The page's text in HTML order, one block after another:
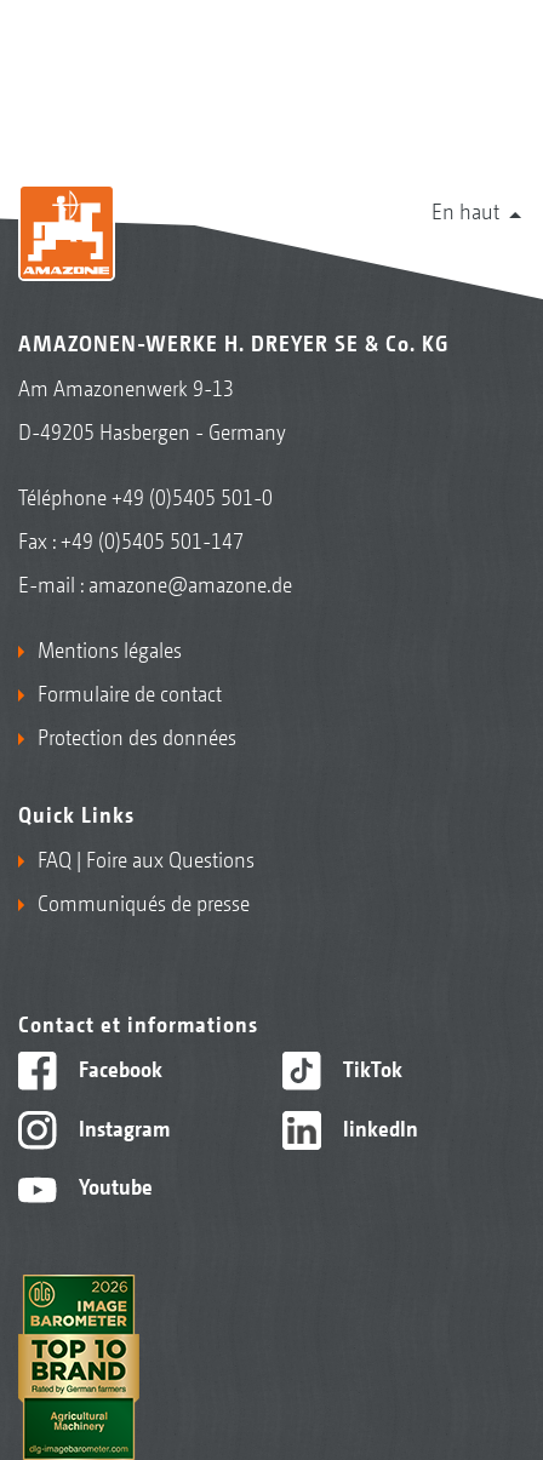
En haut
AMAZONEN-WERKE H. DREYER SE & Co. KG
Am Amazonenwerk 9-13
D-49205 Hasbergen - Germany
Téléphone+49 (0)5405 501-0
Fax : +49 (0)5405 501-147
E-mail : amazone@amazone.de
Mentions légales
Formulaire de contact
Protection des données
Quick Links
FAQ | Foire aux Questions
Communiqués de presse
Contact et informations
Facebook
Instagram
Youtube
TikTok
linkedIn